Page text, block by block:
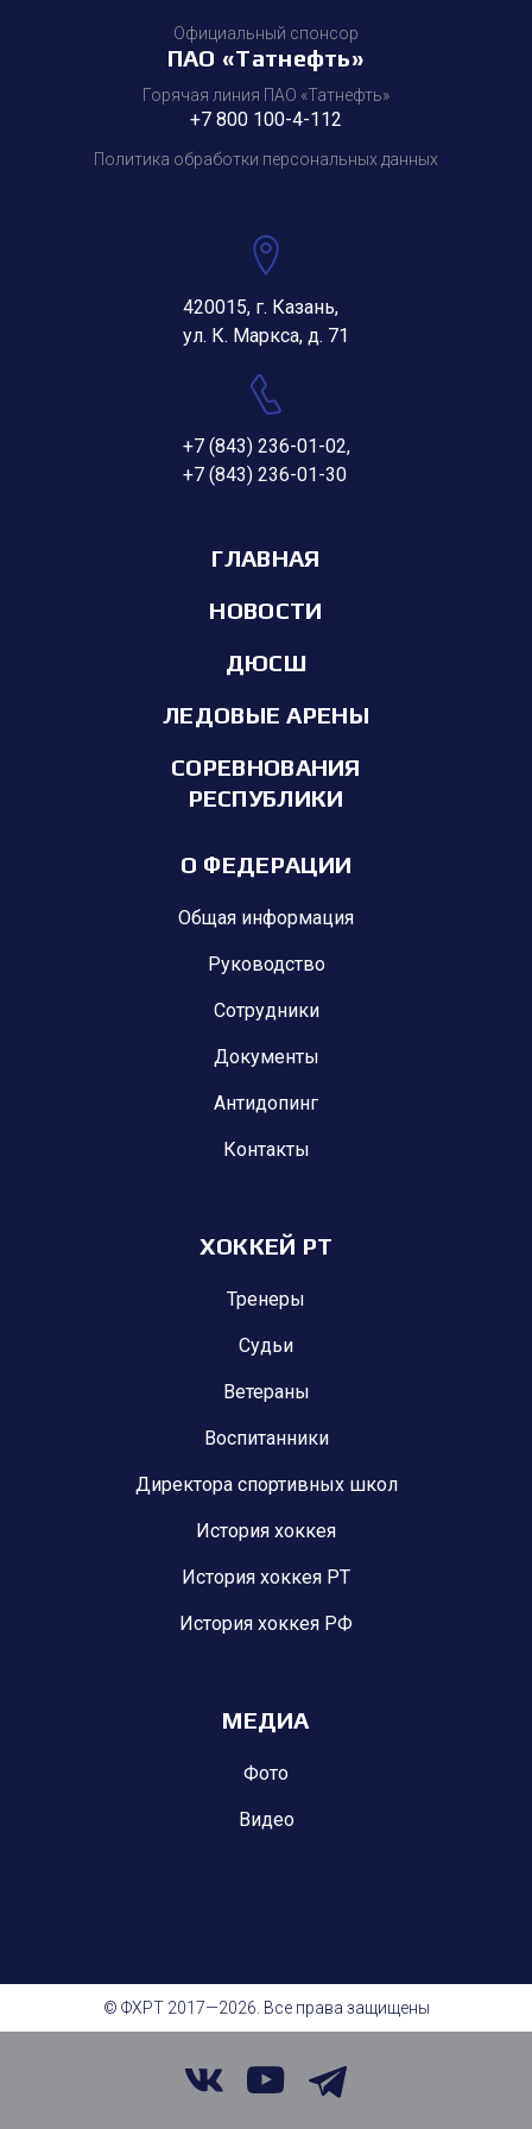
Официальный спонсор
ПАО «Татнефть»
Горячая линия ПАО «Татнефть»
+7 800 100-4-112
Политика обработки персональных данных
420015, г. Казань,
ул. К. Маркса, д. 71
+7 (843) 236-01-02,
+7 (843) 236-01-30
ГЛАВНАЯ
НОВОСТИ
ДЮСШ
ЛЕДОВЫЕ АРЕНЫ
СОРЕВНОВАНИЯ
РЕСПУБЛИКИ
О ФЕДЕРАЦИИ
Общая информация
Руководство
Сотрудники
Документы
Антидопинг
Контакты
ХОККЕЙ РТ
Тренеры
Судьи
Ветераны
Воспитанники
Директора спортивных школ
История хоккея
История хоккея РТ
История хоккея РФ
МЕДИА
Фото
Видео
© ФХРТ 2017—2026. Все права защищены